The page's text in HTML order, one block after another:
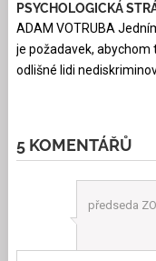
PSYCHOLOGICKÁ
ADAM VOTRUBA
je požadavek,
odlišné lidi
5 KOMENTÁŘŮ
předseda